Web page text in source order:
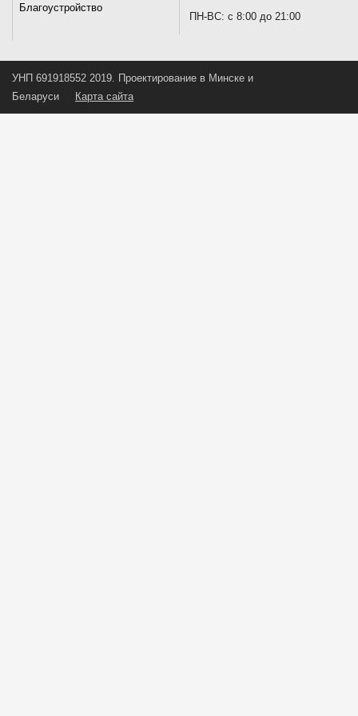
Благоустройство
ПН-ВС: с 8:00 до 21:00
УНП 691918552 2019. Проектирование в Минске и
Беларуси
Карта сайта